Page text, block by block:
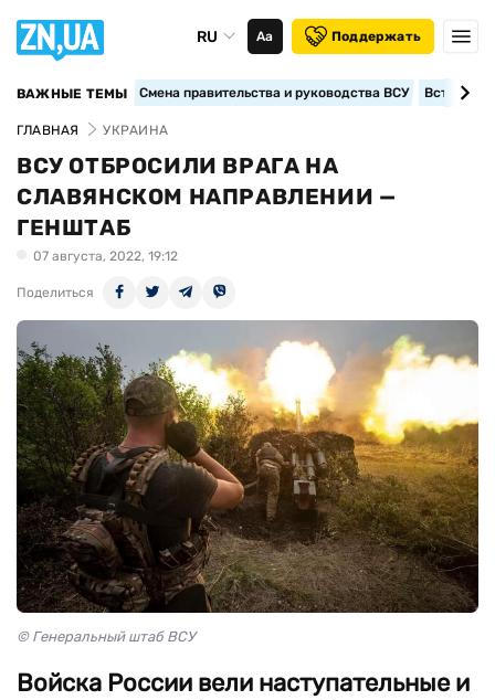
RU Аа Поддержать
ВАЖНЫЕ ТЕМЫ Смена правительства и руководства ВСУ
ГЛАВНАЯ УКРАИНА
ВСУ ОТБРОСИЛИ ВРАГА НА
СЛАВЯНСКОМ НАПРАВЛЕНИИ —
ГЕНШТАБ
07 августа, 2022, 19:12
Поделиться
© Генеральный штаб ВСУ
Войска России вели наступательные и